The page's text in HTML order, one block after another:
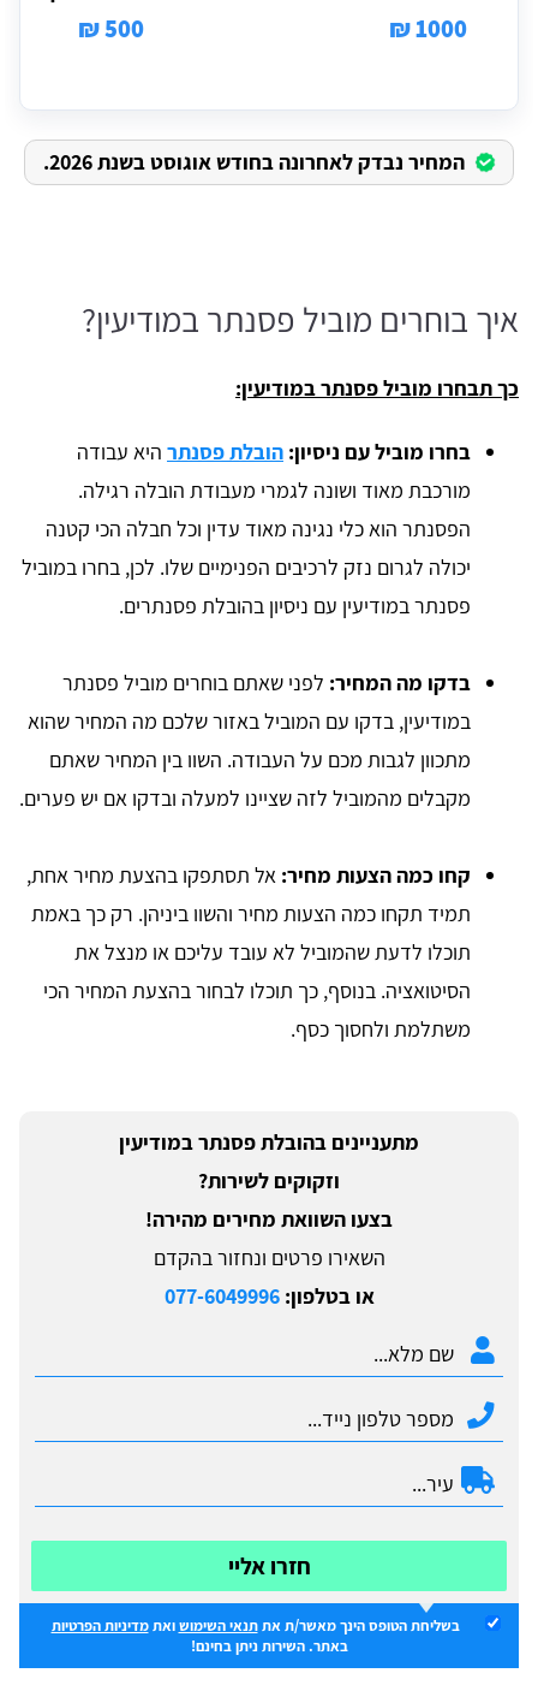
1000 ₪
500 ₪
המחיר נבדק לאחרונה בחודש אוגוסט בשנת 2026.
איך בוחרים מוביל פסנתר במודיעין?
כך תבחרו מוביל פסנתר במודיעין:
בחרו מוביל עם ניסיון: הובלת פסנתר היא עבודה
מורכבת מאוד ושונה לגמרי מעבודת הובלה רגילה.
הפסנתר הוא כלי נגינה מאוד עדין וכל חבלה הכי קטנה
יכולה לגרום נזק לרכיבים הפנימיים שלו. לכן, בחרו במוביל
פסנתר במודיעין עם ניסיון בהובלת פסנתרים.
בדקו מה המחיר: לפני שאתם בוחרים מוביל פסנתר
במודיעין, בדקו עם המוביל באזור שלכם מה המחיר שהוא
מתכוון לגבות מכם על העבודה. השוו בין המחיר שאתם
מקבלים מהמוביל לזה שציינו למעלה ובדקו אם יש פערים.
קחו כמה הצעות מחיר: אל תסתפקו בהצעת מחיר אחת,
תמיד תקחו כמה הצעות מחיר והשוו ביניהן. רק כך באמת
תוכלו לדעת שהמוביל לא עובד עליכם או מנצל את
הסיטואציה. בנוסף, כך תוכלו לבחור בהצעת המחיר הכי
משתלמת ולחסוך כסף.
מתעניינים בהובלת פסנתר במודיעין
וזקוקים לשירות?
בצעו השוואת מחירים מהירה!
השאירו פרטים ונחזור בהקדם
או בטלפון:077-6049996
חזרו אליי
בשליחת הטופס הינך מאשר/ת אתתנאי השימושואתמדיניות הפרטיות
באתר. השירות ניתן בחינם!